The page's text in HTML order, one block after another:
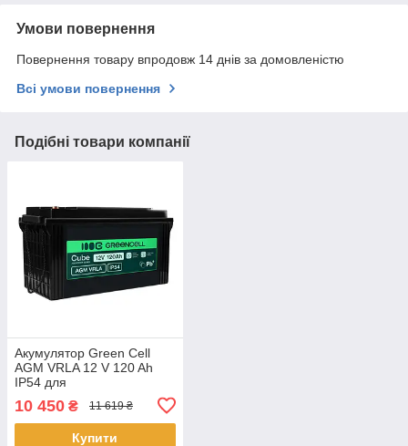
Умови повернення
Повернення товару впродовж 14 днів за домовленістю
Всі умови повернення
Подібні товари компанії
Акумулятор Green Cell
AGM VRLA 12 V 120 Ah
IP54 для
фотоелектричних систем,
яхт, човнів, сонячних
панелей
10 450 ₴ 11 619 ₴
Купити